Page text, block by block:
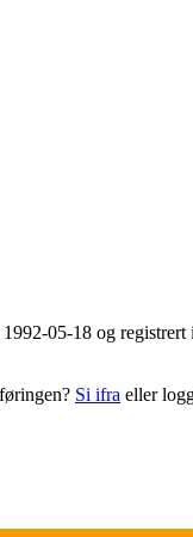
05-18 og
Si ifra eller